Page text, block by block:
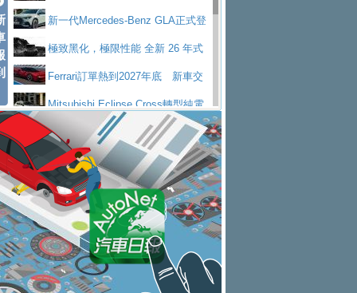
駕，MAZDA CX-90 33T AWD Premium Ca
ptain Seat
EV
技的座駕! Ford Territory中型油電休旅
SO Super Great今日在台登場，結合先進安
全輔助科技
ntis四品牌經銷權，全新多品牌旗艦展示中
心開幕啟用
屏東特搜大隊再添新利器 SITRAK
救助器材車買氣不衰、SUZUKI經銷商勇於開啟
全新大店，新北都鈴木占地500坪土城旗艦
展示中心開幕
2025第七屆ISUZU運轉職人挑戰賽
熱血登場 展現極致車技與專業職人精神
H2GP世界總決賽圓滿落幕 台灣團
隊表現精彩淨零減碳指標性應用 純電動水泥預
拌車 消防車除了滅火裝備還需要什麼？
一探SITRAK “準” 消防車的究竟
大益金龍初試啼聲，汽柴油5噸貨車
per Tourer的顛峰之作
新一代Mercedes-Benz GLA正式登
場 續航最高657公里、支援320kW快充
極致黑化，極限性能 全新 26 年式
DEFENDER OCTA BLACK 限量登台
Ferrari訂單熱到2027年底 新車交
付至少得等一年以上
Mitsubishi Eclipse Cross轉型純電
休旅 87kWh電池續航超過600公里
全新BMW 318i Touring豪華旅行車
全台限量200台 進化現型
不等零關稅的紅利，Jeep品牌今日
起展開首批車交車
Volvo EX60 即將叩關，靜肅性、底
盤與數位介面搶先揭露
Audi Q9 將於 2026 年底上市 旗艦
大型 SUV 鎖定七人座豪華市場
BMW攜手漫威電影【蜘蛛人：重生
日】 Skoda 發表全新 Peaq 內裝：七人